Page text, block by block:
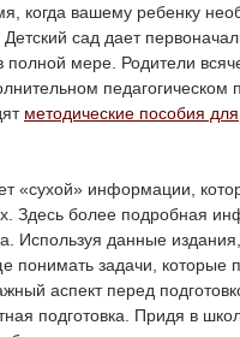
когда вашему ребенку
Детский сад дает
полной мере. Родители
педагогическом
методические пособия для
«сухой» информации,
Здесь более подробная
Используя данные издания,
понимать задачи, которые
аспект перед
подготовка. Придя в